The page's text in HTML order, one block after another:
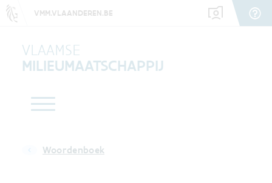
VMM.VLAANDEREN.BE
VLAAMSE
MILIEUMAATSCHAPPIJ
Woordenboek